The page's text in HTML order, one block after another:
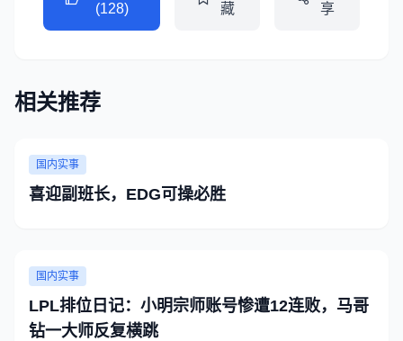
(128)
藏
享
相关推荐
国内实事
喜迎副班长，EDG可操必胜
国内实事
LPL排位日记：小明宗师账号惨遭12连败，马哥
钻一大师反复横跳